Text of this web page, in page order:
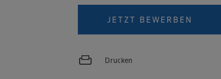
JETZT BEWERBEN
Drucken